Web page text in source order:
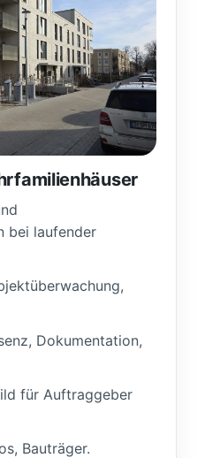
bei laufender
Dokumentation,
für Auftraggeber
Bauträger.